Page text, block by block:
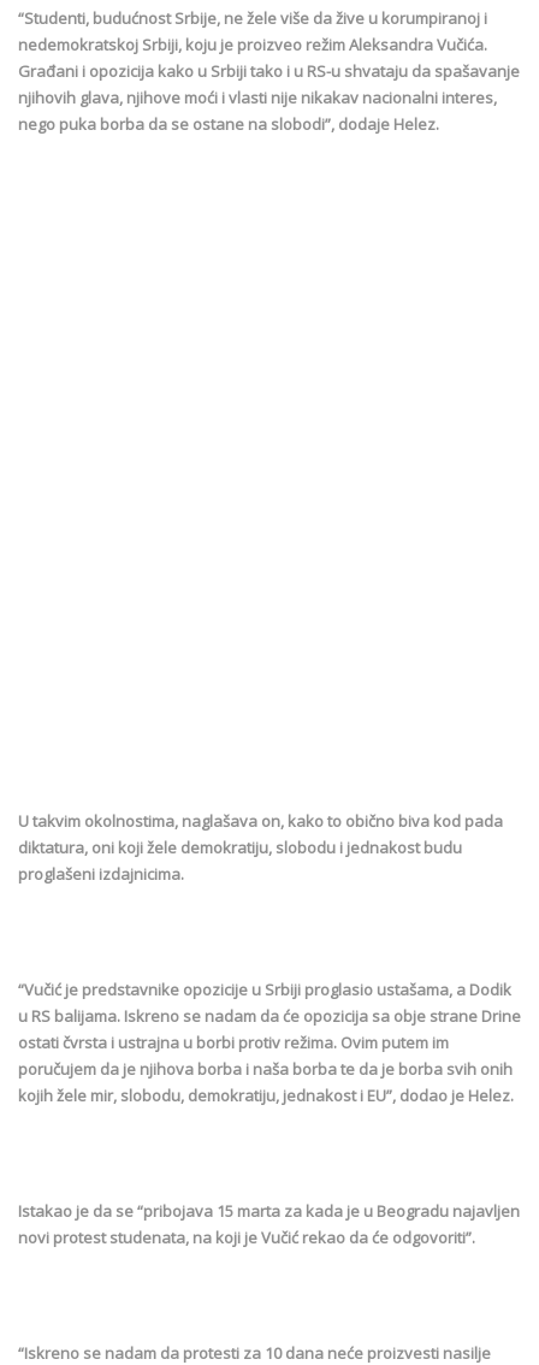
“Studenti, budućnost Srbije, ne žele više da žive u korumpiranoj i
nedemokratskoj Srbiji, koju je proizveo režim Aleksandra Vučića.
Građani i opozicija kako u Srbiji tako i u RS-u shvataju da spašavanje
njihovih glava, njihove moći i vlasti nije nikakav nacionalni interes,
nego puka borba da se ostane na slobodi”, dodaje Helez.
U takvim okolnostima, naglašava on, kako to obično biva kod pada
diktatura, oni koji žele demokratiju, slobodu i jednakost budu
proglašeni izdajnicima.
“Vučić je predstavnike opozicije u Srbiji proglasio ustašama, a Dodik
u RS balijama. Iskreno se nadam da će opozicija sa obje strane Drine
ostati čvrsta i ustrajna u borbi protiv režima. Ovim putem im
poručujem da je njihova borba i naša borba te da je borba svih onih
kojih žele mir, slobodu, demokratiju, jednakost i EU”, dodao je Helez.
Istakao je da se “pribojava 15 marta za kada je u Beogradu najavljen
novi protest studenata, na koji je Vučić rekao da će odgovoriti”.
“Iskreno se nadam da protesti za 10 dana neće proizvesti nasilje